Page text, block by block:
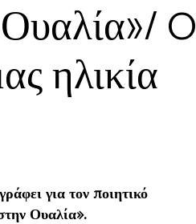
O
ηλικία
για τον ποιητικό
Ουαλία».